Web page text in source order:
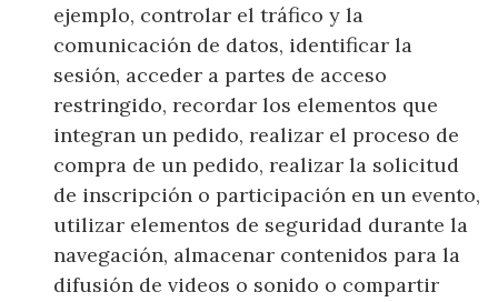
ejemplo, controlar el tráfico y la
comunicación de datos, identificar la
sesión, acceder a partes de acceso
restringido, recordar los elementos que
integran un pedido, realizar el proceso de
compra de un pedido, realizar la solicitud
de inscripción o participación en un evento,
utilizar elementos de seguridad durante la
navegación, almacenar contenidos para la
difusión de videos o sonido o compartir